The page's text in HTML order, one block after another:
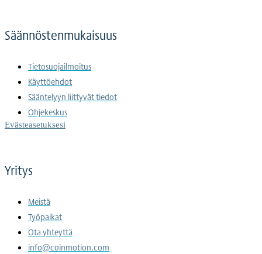
Säännöstenmukaisuus
Tietosuojailmoitus
Käyttöehdot
Sääntelyyn liittyvät tiedot
Ohjekeskus
Evästeasetuksesi
Yritys
Meistä
Työpaikat
Ota yhteyttä
info@coinmotion.com